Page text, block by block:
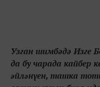
Узган шимбәдә Изге
да бу чарада кайбер
əйлəнүен, ташка